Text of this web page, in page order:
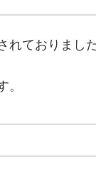
れておりまし
。